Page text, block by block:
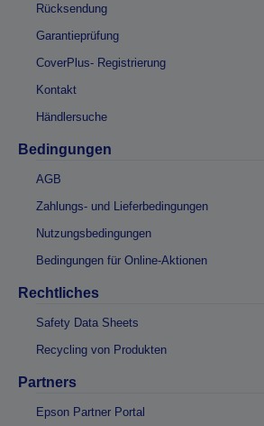
Rücksendung
Garantieprüfung
CoverPlus- Registrierung
Kontakt
Händlersuche
Bedingungen
AGB
Zahlungs- und Lieferbedingungen
Nutzungsbedingungen
Bedingungen für Online-Aktionen
Rechtliches
Safety Data Sheets
Recycling von Produkten
Partners
Epson Partner Portal